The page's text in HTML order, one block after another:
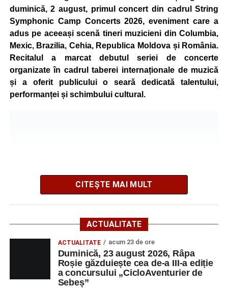
mountain bike. La finalul întrecerii, cei mai bine clasați
concurenți vor fi recompensați cu premii în bani și premii
oferite de partenerii evenimentului.
Înaintea zilei de concurs, participanții își vor putea ridica
vor putea înscrie direct la competiție în cadrul Punctului
Oficial de Înscrieri și Informații (Race Office), care va
funcționa după următorul program:
Roșie, unde vor avea loc și antrenamente libere pe
traseul de concurs.
Startul competiției va fi dat duminică, 23 august 2026, la
ora 10:00, la Râpa Roșie.
Înscrierile online sunt deschise până în 22 august 2026 și
pot fi efectuate pe site-ulwww.cicloaventura.ro.
duminică, 2 august, primul concert din cadrul String
Symphonic Camp Concerts 2026, eveniment care a
adus pe aceeași scenă tineri muzicieni din Columbia,
Mexic, Brazilia, Cehia, Republica Moldova și România.
Recitalul a marcat debutul seriei de concerte
organizate în cadrul taberei internaționale de muzică
și a oferit publicului o seară dedicată talentului,
performanței și schimbului cultural.
String Symphonic Camp 2026 reunește tineri
instrumentiști din 6 țări, alături de voluntari și foști elevi ai
CITEȘTE MAI MULT
ACTUALITATE
ACTUALITATE acum 23 de ore
Duminică, 23 august 2026, Râpa
Roșie găzduiește cea de-a III-a ediție
a concursului „CicloAventurier de
Sebeș”